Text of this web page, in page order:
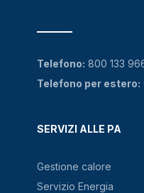
SERVIZI ALLE PA
Gestione calore
Servizio Energia
Telefono: 800 133
Telefono per estero: